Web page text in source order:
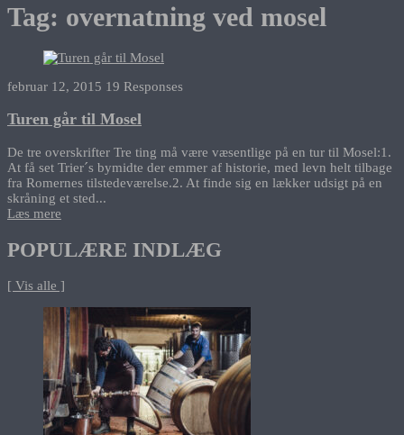
Tag: overnatning ved mosel
februar 12, 2015 19 Responses
Turen går til Mosel
De tre overskrifter Tre ting må være væsentlige på en tur til Mosel:1.
At få set Trier´s bymidte der emmer af historie, med levn helt tilbage
fra Romernes tilstedeværelse.2. At finde sig en lækker udsigt på en
skråning et sted...
Læs mere
POPULÆRE INDLÆG
[ Vis alle ]